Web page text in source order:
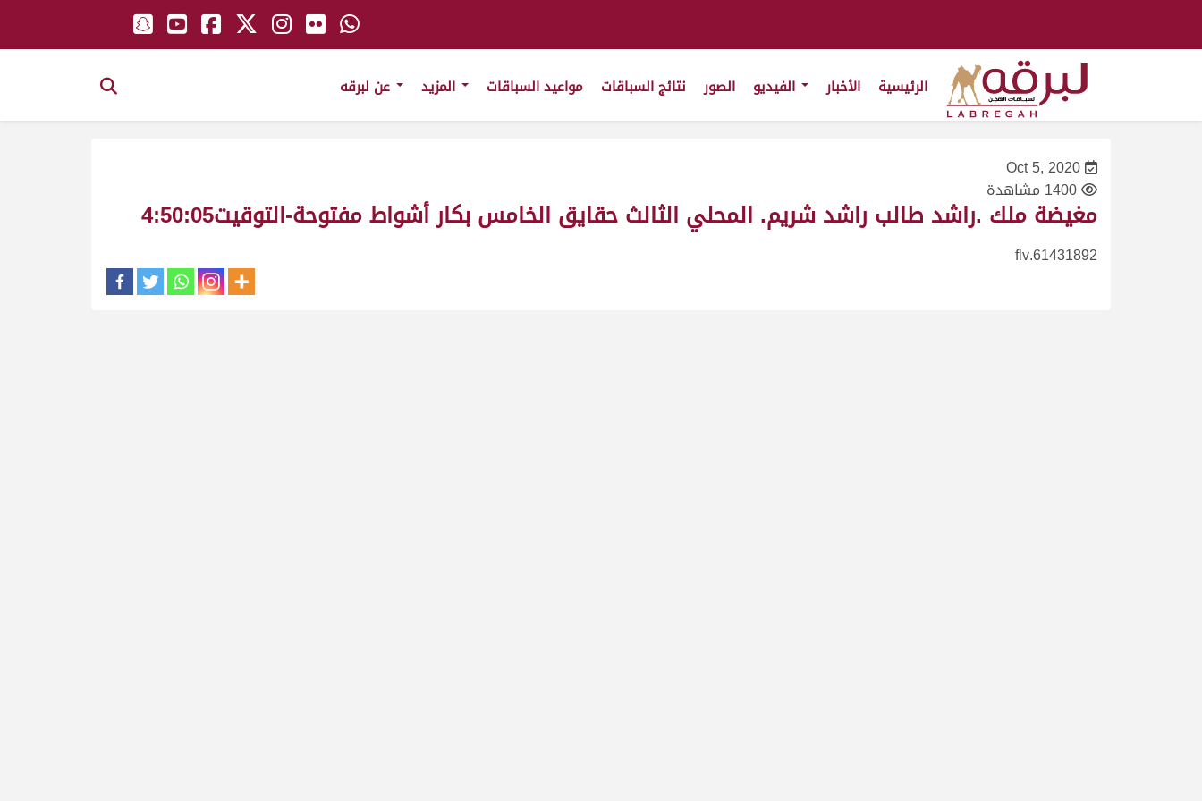
الرئيسية الأخبار الصور نتائج السباقات مواعيد السباقات
Oct 5, 2020
1400 مشاهدة
مغيضة ملك .راشد طالب راشد شريم. المحلي الثالث حقايق الخامس بكار أشواط مفتوحة-التوقيت4:50:05
61431892.flv